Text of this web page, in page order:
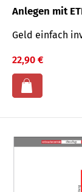
Anlegen mit
Geld einfach
22,90 €